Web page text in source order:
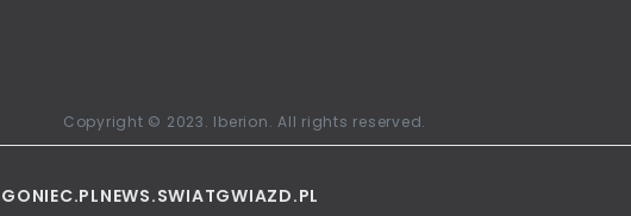
Najchętniej oglądane stacje telewizyjne w
Polsce
Copyright © 2023. Iberion. All rights reserved.
GONIEC.PLNEWS.SWIATGWIAZD.PL